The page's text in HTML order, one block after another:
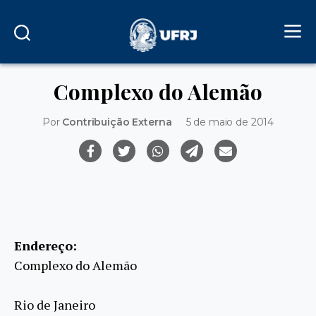
Complexo do Alemão
Por Contribuição Externa 5 de maio de 2014
Endereço:
Complexo do Alemão
Rio de Janeiro